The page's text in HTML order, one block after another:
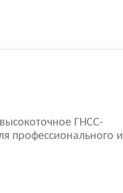
ГНСС-
профессионального и
из талантливых